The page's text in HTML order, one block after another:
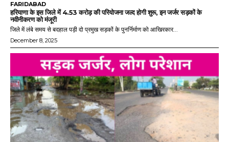
FARIDABAD
हरियाणा के इस जिले में 4.53 करोड़ की परियोजना जल्द होगी शुरू, इन जर्जर सड़कों के
नवीनीकरण को मंजूरी
जिले में लंबे समय से बदहाल पड़ी दो प्रमुख सड़कों के पुनर्निर्माण को आखिरकार...
December 8, 2025